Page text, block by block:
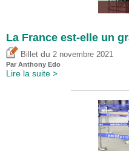
La France est-elle un
Billet du 2 novembre 2021
Par Anthony Edo
Lire la suite >